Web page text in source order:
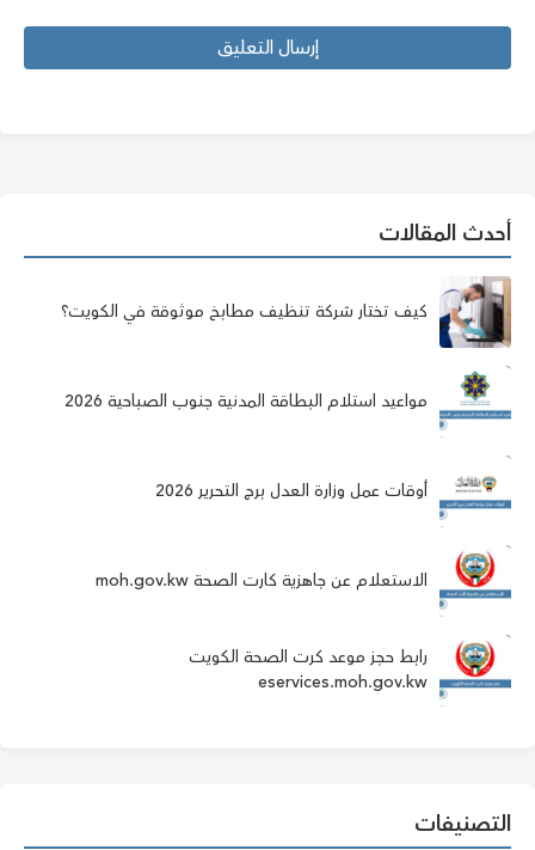
أحدث المقالات
كيف تختار شركة تنظيف مطابخ موثوقة في الكويت؟
مواعيد استلام البطاقة المدنية جنوب الصباحية 2026
أوقات عمل وزارة العدل برج التحرير 2026
الاستعلام عن جاهزية كارت الصحة moh.gov.kw
رابط حجز موعد كرت الصحة الكويت
eservices.moh.gov.kw
التصنيفات